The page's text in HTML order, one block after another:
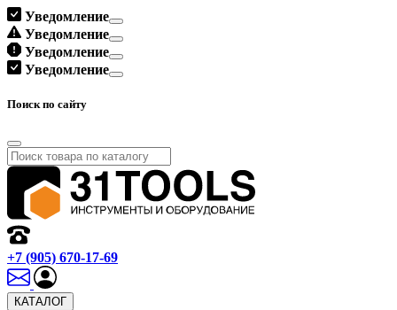
Уведомление
Уведомление
Уведомление
Уведомление
Поиск по сайту
+7 (905) 670-17-69
КАТАЛОГ